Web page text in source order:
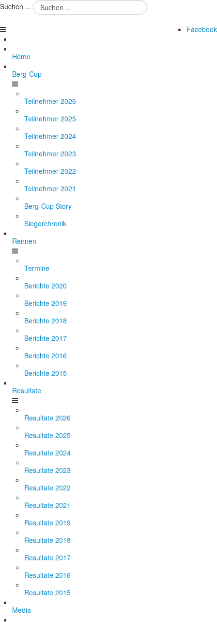
Suchen ...
Facebook
Home
Berg-Cup
Teilnehmer 2026
Teilnehmer 2025
Teilnehmer 2024
Teilnehmer 2023
Teilnehmer 2022
Teilnehmer 2021
Berg-Cup Story
Siegerchronik
Rennen
Termine
Berichte 2020
Berichte 2019
Berichte 2018
Berichte 2017
Berichte 2016
Berichte 2015
Resultate
Resultate 2026
Resultate 2025
Resultate 2024
Resultate 2023
Resultate 2022
Resultate 2021
Resultate 2019
Resultate 2018
Resultate 2017
Resultate 2016
Resultate 2015
Media